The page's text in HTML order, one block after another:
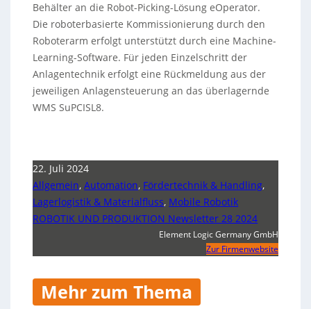
Behälter an die Robot-Picking-Lösung eOperator.
Die roboterbasierte Kommissionierung durch den
Roboterarm erfolgt unterstützt durch eine Machine-
Learning-Software. Für jeden Einzelschritt der
Anlagentechnik erfolgt eine Rückmeldung aus der
jeweiligen Anlagensteuerung an das überlagernde
WMS SuPCISL8.
22. Juli 2024
Allgemein,Automation, Fördertechnik & Handling,
Lagerlogistik & Materialfluss, Mobile Robotik
ROBOTIK UND PRODUKTION Newsletter 28 2024
Element Logic Germany GmbH
Zur Firmenwebsite
Mehr zum Thema